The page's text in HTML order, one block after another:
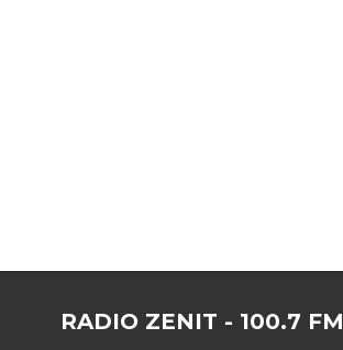
RADIO ZENIT - 100.7 FM